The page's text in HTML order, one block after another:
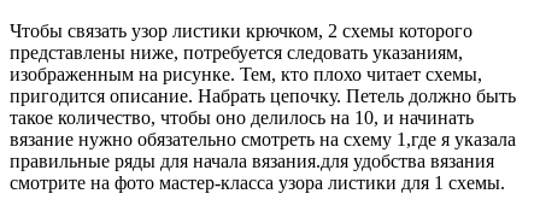
Чтобы связать узор листики крючком, 2 схемы которого
представлены ниже, потребуется следовать указаниям,
изображенным на рисунке. Тем, кто плохо читает схемы,
пригодится описание. Набрать цепочку. Петель должно быть
такое количество, чтобы оно делилось на 10, и начинать
вязание нужно обязательно смотреть на схему 1,где я указала
правильные ряды для начала вязания.для удобства вязания
смотрите на фото мастер-класса узора листики для 1 схемы.